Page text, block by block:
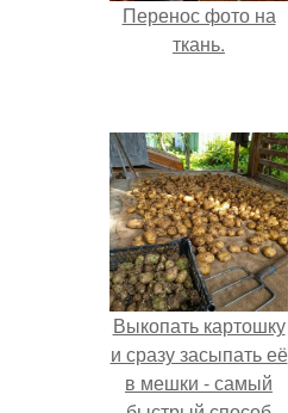
Перенос фото на
ткань.
Выкопать картошку
и сразу засыпать её
в мешки - самый